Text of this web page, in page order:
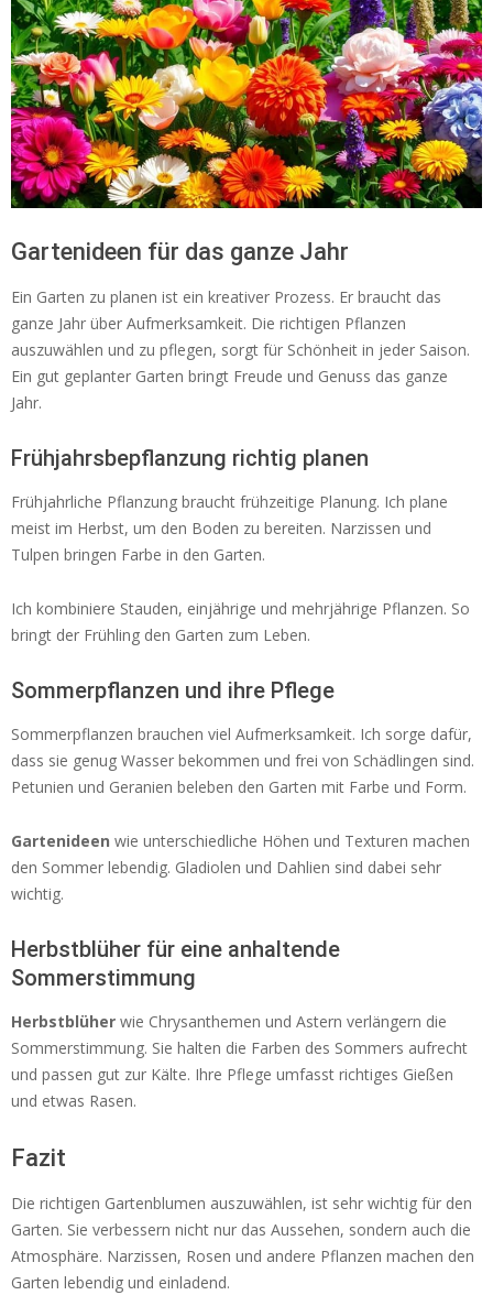
Gartenideen für das ganze Jahr
Ein Garten zu planen ist ein kreativer Prozess. Er braucht das
ganze Jahr über Aufmerksamkeit. Die richtigen Pflanzen
auszuwählen und zu pflegen, sorgt für Schönheit in jeder Saison.
Ein gut geplanter Garten bringt Freude und Genuss das ganze
Jahr.
Frühjahrsbepflanzung richtig planen
Frühjahrliche Pflanzung braucht frühzeitige Planung. Ich plane
meist im Herbst, um den Boden zu bereiten. Narzissen und
Tulpen bringen Farbe in den Garten.
Ich kombiniere Stauden, einjährige und mehrjährige Pflanzen. So
bringt der Frühling den Garten zum Leben.
Sommerpflanzen und ihre Pflege
Sommerpflanzen brauchen viel Aufmerksamkeit. Ich sorge dafür,
dass sie genug Wasser bekommen und frei von Schädlingen sind.
Petunien und Geranien beleben den Garten mit Farbe und Form.
Gartenideen wie unterschiedliche Höhen und Texturen machen
den Sommer lebendig. Gladiolen und Dahlien sind dabei sehr
wichtig.
Herbstblüher für eine anhaltende
Sommerstimmung
Herbstblüher wie Chrysanthemen und Astern verlängern die
Sommerstimmung. Sie halten die Farben des Sommers aufrecht
und passen gut zur Kälte. Ihre Pflege umfasst richtiges Gießen
und etwas Rasen.
Fazit
Die richtigen Gartenblumen auszuwählen, ist sehr wichtig für den
Garten. Sie verbessern nicht nur das Aussehen, sondern auch die
Atmosphäre. Narzissen, Rosen und andere Pflanzen machen den
Garten lebendig und einladend.